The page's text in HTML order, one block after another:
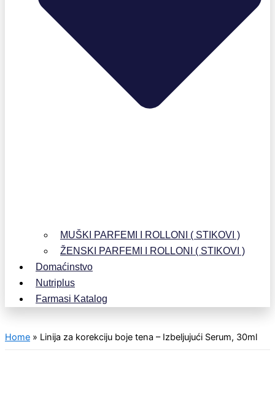
MUŠKI PARFEMI I ROLLONI ( STIKOVI )
ŽENSKI PARFEMI I ROLLONI ( STIKOVI )
Domaćinstvo
Nutriplus
Farmasi Katalog
Home » Linija za korekciju boje tena – Izbeljujući Serum, 30ml